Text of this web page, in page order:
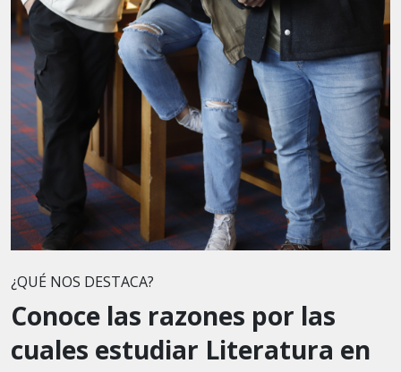
¿QUÉ NOS DESTACA?
Conoce las razones por las
cuales estudiar Literatura en